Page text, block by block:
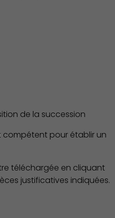
de la succession
compétent pour établir un
téléchargée en cliquant
justificatives indiquées.